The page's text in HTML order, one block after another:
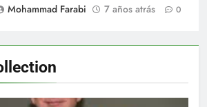
Mohammad Farabi
7 años atrás 0